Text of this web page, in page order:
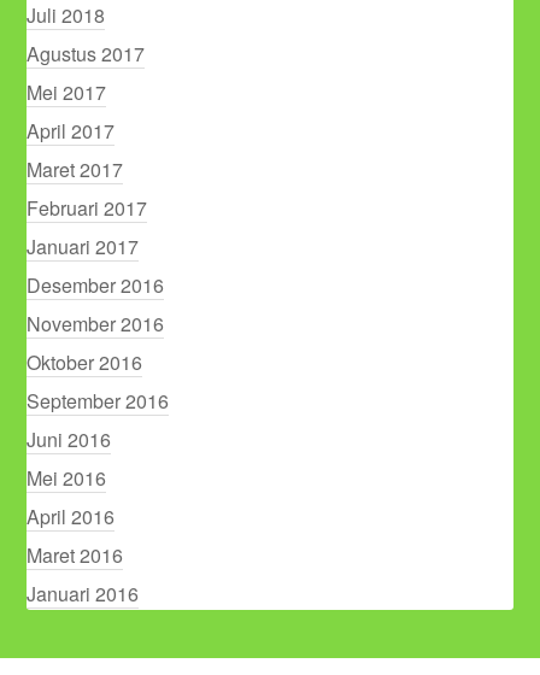
Juli 2018
Agustus 2017
Mei 2017
April 2017
Maret 2017
Februari 2017
Januari 2017
Desember 2016
November 2016
Oktober 2016
September 2016
Juni 2016
Mei 2016
April 2016
Maret 2016
Januari 2016